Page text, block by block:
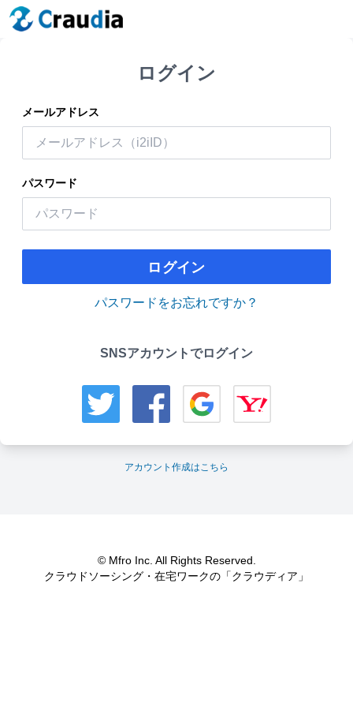
ログイン
メールアドレス
パスワード
ログイン
パスワードをお忘れですか？
SNSアカウントでログイン
アカウント作成はこちら
© Mfro Inc. All Rights Reserved.
クラウドソーシング・在宅ワークの「クラウディア」